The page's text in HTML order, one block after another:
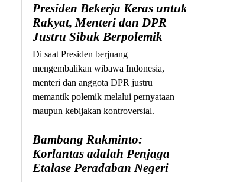
Presiden Bekerja Keras untuk
Rakyat, Menteri dan DPR
Justru Sibuk Berpolemik
Di saat Presiden berjuang
mengembalikan wibawa Indonesia,
menteri dan anggota DPR justru
memantik polemik melalui pernyataan
maupun kebijakan kontroversial.
Bambang Rukminto:
Korlantas adalah Penjaga
Etalase Peradaban Negeri